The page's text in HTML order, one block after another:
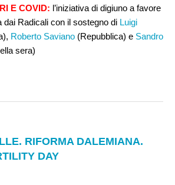
E COVID: l’iniziativa di digiuno a favore
dai Radicali con il sostegno di Luigi
Roberto Saviano (Repubblica) e Sandro
sera)
RIFORMA DALEMIANA.
DAY